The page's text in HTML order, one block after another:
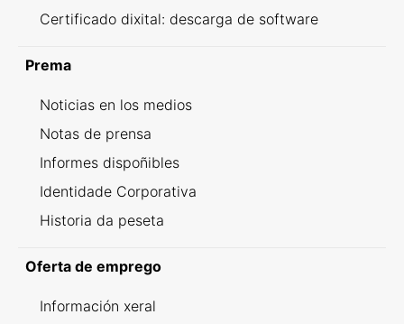
Certificado dixital: descarga de software
Prema
Noticias en los medios
Notas de prensa
Informes dispoñibles
Identidade Corporativa
Historia da peseta
Oferta de emprego
Información xeral